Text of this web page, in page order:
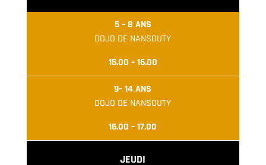
5 – 8 ANS
DOJO DE NANSOUTY
15.00 – 16.00
9– 14 ANS
DOJO DE NANSOUTY
16.00 – 17.00
JEUDI